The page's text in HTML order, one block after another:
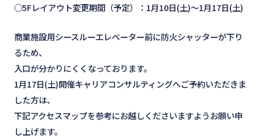
○5Fレイアウト変更期間（予定）：1月10日(土)～1月17日(土)
商業施設用シースルーエレベーター前に防火シャッターが下り
るため、
入口が分かりにくくなっております。
1月17日(土)開催キャリアコンサルティングへご予約いただきま
した方は、
下記アクセスマップを参考にお越しくださいますようお願い申
し上げます。